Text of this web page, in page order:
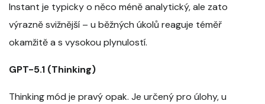
Instant je typicky o něco méně analytický, ale zato
výrazně svižnější – u běžných úkolů reaguje téměř
okamžitě a s vysokou plynulostí.
GPT-5.1 (Thinking)
Thinking mód je pravý opak. Je určený pro úlohy, u